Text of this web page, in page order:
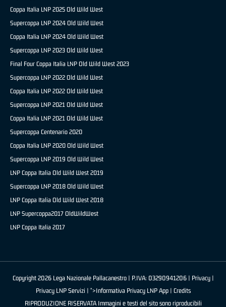
Coppa Italia LNP 2025 Old Wild West
Supercoppa LNP 2024 Old Wild West
Coppa Italia LNP 2024 Old Wild West
Supercoppa LNP 2023 Old Wild West
Final Four Coppa Italia LNP Old Wild West 2023
Supercoppa LNP 2022 Old Wild West
Coppa Italia LNP 2022 Old Wild West
Supercoppa LNP 2021 Old Wild West
Coppa Italia LNP 2021 Old Wild West
Supercoppa Centenario 2020
Coppa Italia LNP 2020 Old Wild West
Supercoppa LNP 2019 Old Wild West
LNP Coppa Italia Old Wild West 2019
Supercoppa LNP 2018 Old Wild West
LNP Coppa Italia Old Wild West 2018
LNP Supercoppa2017 OldWildWest
LNP Coppa Italia 2017
Copyright 2026 Lega Nazionale Pallacanestro | P.IVA: 03290941206 | Privacy|
Privacy LNP Servizi | ">Informativa Privacy LNP App | Credits
RIPRODUZIONE RISERVATA Immagini e testi del sito sono riproducibili